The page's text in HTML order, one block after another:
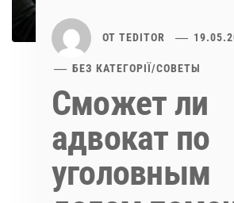
ОТ TEDITOR
БЕЗ КАТЕГОРІЇ/СОВЕТЫ
Сможет ли
адвокат по
уголовным